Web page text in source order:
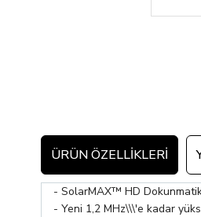
ÜRÜN ÖZELLIKLERI
- SolarMAX™ HD
- Yeni 1,2 MHz\\\'e kadar